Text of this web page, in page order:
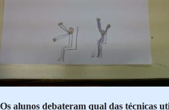
Os alunos debateram qual das técnicas